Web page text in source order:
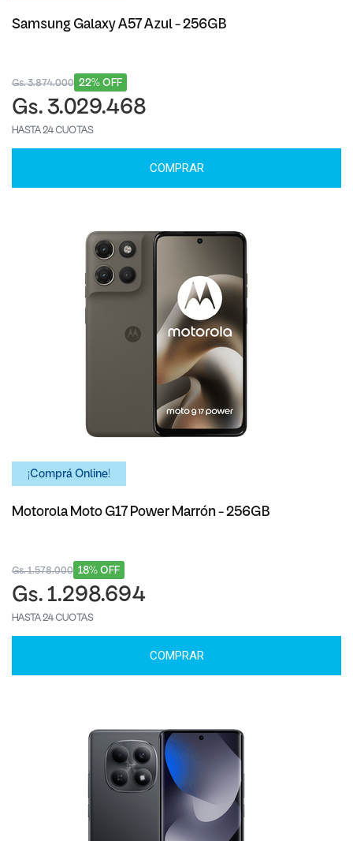
Samsung Galaxy A57 Azul - 256GB
22% OFF
Gs. 3.874.000
Gs. 3.029.468
HASTA 24 CUOTAS
COMPRAR
¡Comprá Online!
Motorola Moto G17 Power Marrón - 256GB
18% OFF
Gs. 1.578.000
Gs. 1.298.694
HASTA 24 CUOTAS
COMPRAR